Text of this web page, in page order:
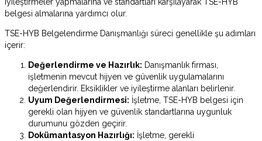
belgesi almalarına yardımcı olur.
TSE-HYB Belgelendirme Danışmanlığı süreci genellikle şu adımları
içerir:
Değerlendirme ve Hazırlık: Danışmanlık firması,
işletmenin mevcut hijyen ve güvenlik uygulamalarını
değerlendirir. Eksiklikler ve iyileştirme alanları belirlenir.
Uyum Değerlendirmesi: İşletme, TSE-HYB belgesi için
gerekli olan hijyen ve güvenlik standartlarına uygunluk
durumunu gözden geçirir.
Dokümantasyon Hazırlığı: İşletme, gerekli